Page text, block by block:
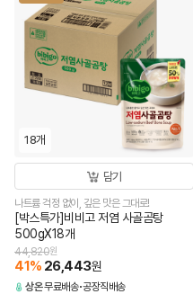
18개
담기
나트륨 걱정 없이, 깊은 맛은 그대로!
[박스특가]비비고 저염 사골곰탕
500gX18개
44,820원
41% 26,443원
상온무료배송 공장직배송